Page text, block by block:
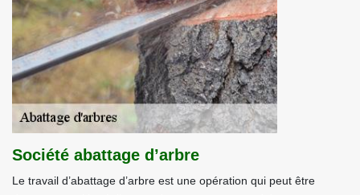
Société abattage d’arbre
Le travail d’abattage d’arbre est une opération qui peut être